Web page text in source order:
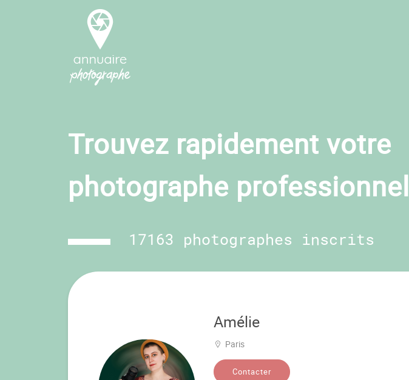
Trouvez rapidement votre
photographe professionnel
17163 photographes inscrits
Amélie
Paris
Contacter